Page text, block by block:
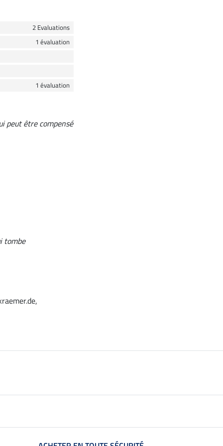
2 Evaluations
1 évaluation
1 évaluation
peut être compensé
tombe